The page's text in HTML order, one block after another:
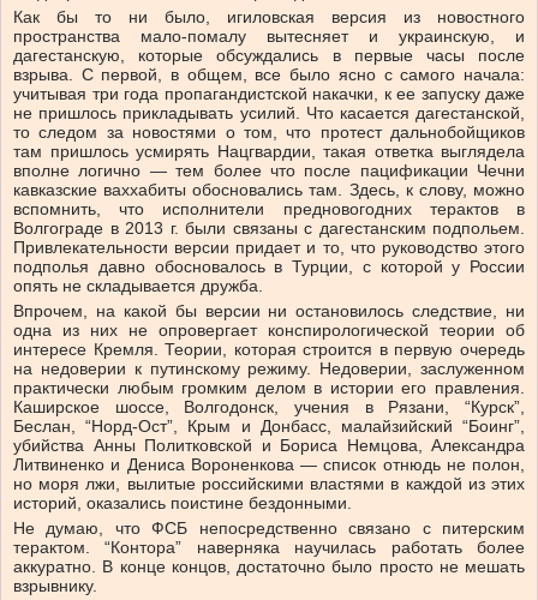
Как бы то ни было, игиловская версия из новостного
пространства мало-помалу вытесняет и украинскую, и
дагестанскую, которые обсуждались в первые часы после
взрыва. С первой, в общем, все было ясно с самого начала:
учитывая три года пропагандистской накачки, к ее запуску даже
не пришлось прикладывать усилий. Что касается дагестанской,
то следом за новостями о том, что протест дальнобойщиков
там пришлось усмирять Нацгвардии, такая ответка выглядела
вполне логично — тем более что после пацификации Чечни
кавказские ваххабиты обосновались там. Здесь, к слову, можно
вспомнить, что исполнители предновогодних терактов в
Волгограде в 2013 г. были связаны с дагестанским подпольем.
Привлекательности версии придает и то, что руководство этого
подполья давно обосновалось в Турции, с которой у России
опять не складывается дружба.
Впрочем, на какой бы версии ни остановилось следствие, ни
одна из них не опровергает конспирологической теории об
интересе Кремля. Теории, которая строится в первую очередь
на недоверии к путинскому режиму. Недоверии, заслуженном
практически любым громким делом в истории его правления.
Каширское шоссе, Волгодонск, учения в Рязани, “Курск”,
Беслан, “Норд-Ост”, Крым и Донбасс, малайзийский “Боинг”,
убийства Анны Политковской и Бориса Немцова, Александра
Литвиненко и Дениса Вороненкова — список отнюдь не полон,
но моря лжи, вылитые российскими властями в каждой из этих
историй, оказались поистине бездонными.
Не думаю, что ФСБ непосредственно связано с питерским
терактом. “Контора” наверняка научилась работать более
аккуратно. В конце концов, достаточно было просто не мешать
взрывнику.